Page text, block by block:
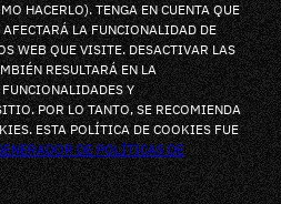
HACERLO). TENGA EN CUENTA QUE
LA FUNCIONALIDAD DE
WEB QUE VISITE. DESACTIVAR LAS
RESULTARÁ EN LA
Y
POR LO TANTO, SE RECOMIENDA
ESTA POLÍTICA DE COOKIES FUE
DE POLÍTICAS DE